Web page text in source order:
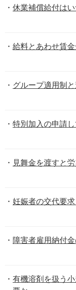
休業補償給付は
給料とあわせ賃
グループ適用制
特別加入の申請
見舞金を渡すと
妊娠者の交代要
障害者雇用納付
有機溶剤を扱う